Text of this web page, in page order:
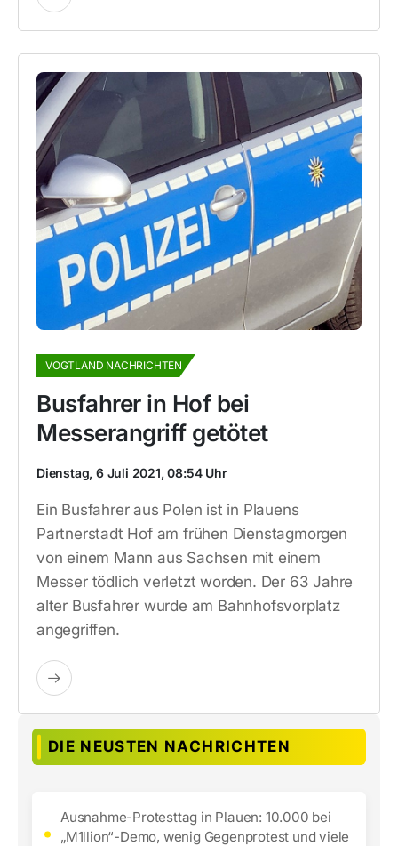
VOGTLAND NACHRICHTEN
Busfahrer in Hof bei
Messerangriff getötet
Dienstag, 6 Juli 2021, 08:54 Uhr
Ein Busfahrer aus Polen ist in Plauens
Partnerstadt Hof am frühen Dienstagmorgen
von einem Mann aus Sachsen mit einem
Messer tödlich verletzt worden. Der 63 Jahre
alter Busfahrer wurde am Bahnhofsvorplatz
angegriffen.
DIE NEUSTEN NACHRICHTEN
Ausnahme-Protesttag in Plauen: 10.000 bei
„M1llion“-Demo, wenig Gegenprotest und viele